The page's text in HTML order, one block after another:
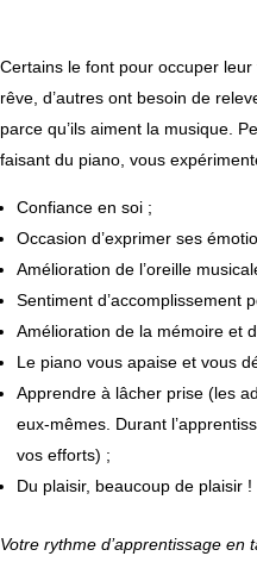
Certains le font pour occuper
rêve, d’autres ont besoin de
parce qu’ils aiment la musique.
faisant du piano, vous
Confiance en soi ;
Occasion d’exprimer ses
Amélioration de l’oreille
Sentiment d’accomplissement
Amélioration de la mémoire et
Le piano vous apaise et vous
Apprendre à lâcher prise (les
eux-mêmes. Durant
vos efforts) ;
Du plaisir, beaucoup de plaisir !
Votre rythme d’apprentissage en